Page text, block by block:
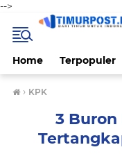
-->
Home Terpopuler
› KPK
3 Buron